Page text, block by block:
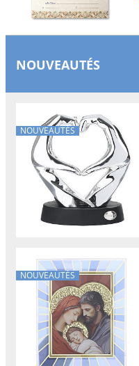
NOUVEAUTÉS
NOUVEAUTÉS
NOUVEAUTÉS